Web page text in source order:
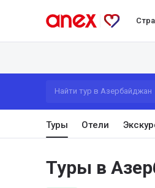
Найти тур в Азербайджан
Туры Отели
Туры в